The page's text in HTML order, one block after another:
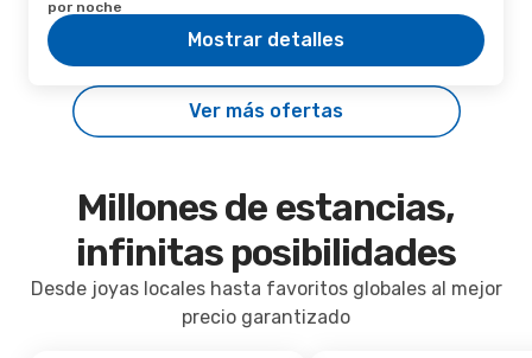
por noche
Mostrar detalles
Ver más ofertas
Millones de estancias,
infinitas posibilidades
Desde joyas locales hasta favoritos globales al mejor
precio garantizado